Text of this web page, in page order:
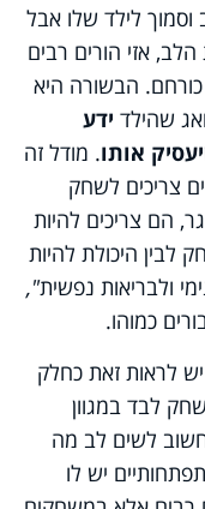
וסמוך לילד שלו אבל
אזי הורים רבים
הבשורה היא
שהילד ידע
אותו. מודל זה
צריכים לשחק
הם צריכים להיות
לבין היכולת להיות
ולבריאות נפשית",
כמוהו.
לראות זאת כחלק
לבד במגוון
לשים לב מה
יש לו